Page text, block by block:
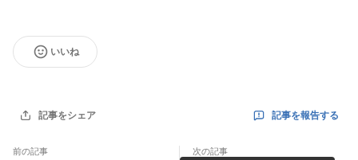
いいね
記事をシェア 記事を報告する
前の記事 次の記事